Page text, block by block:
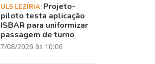
ULS LEZÍRIA: Projeto-
piloto testa aplicação
ISBAR para uniformizar
passagem de turno
7/08/2026 às 10:06